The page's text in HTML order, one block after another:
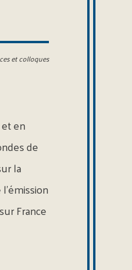
et colloques
en
de
la
France